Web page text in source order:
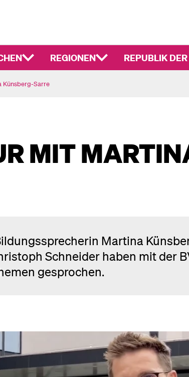
REGIONEN REPUBLIK
Künsberg-Sarre
MIT
Martina
Schneider haben mit der
gesprochen.